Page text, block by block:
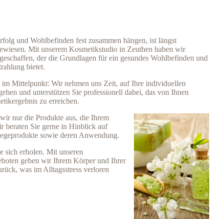
und Wohlbefinden fest zusammen hängen, ist längst
Mit unserem Kosmetikstudio in Zeuthen haben wir
der die Grundlagen für ein gesundes Wohlbefinden und
bietet.
im Mittelpunkt: Wir nehmen uns Zeit, auf Ihre individuellen
und unterstützen Sie professionell dabei, das von Ihnen
zu erreichen.
nur die Produkte aus, die Ihrem
beraten Sie gerne in Hinblick auf
sowie deren Anwendung.
sich erholen. Mit unseren
geben wir Ihrem Körper und Ihrer
was im Alltagsstress verloren